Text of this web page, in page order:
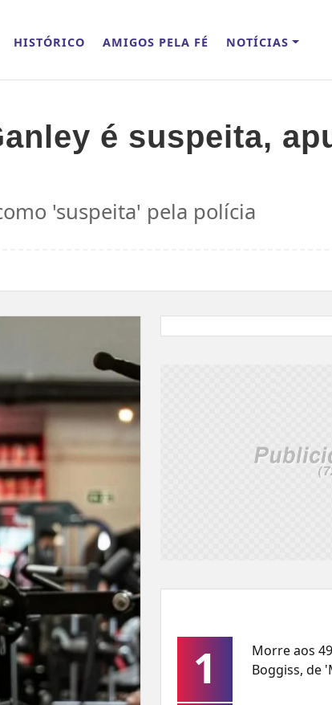
HISTÓRICO AMIGOS PELA FÉ NOTÍCIAS
é suspeita,
'suspeita' pela polícia
1
Morre aos
Boggiss, de